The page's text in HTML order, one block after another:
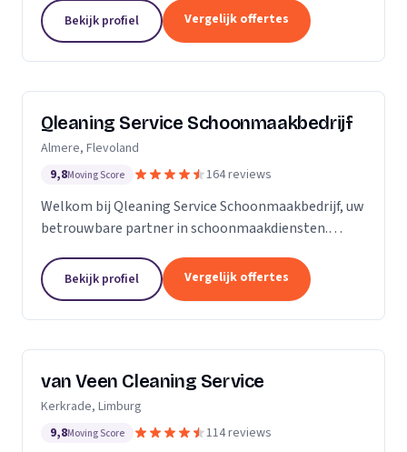
zijn Stel op Sprong gestart om mensen te helpen
en...
Bekijk profiel Vergelijk offertes
Qleaning Service Schoonmaakbedrijf
Almere, Flevoland
9,8Moving Score 164 reviews
Welkom bij Qleaning Service Schoonmaakbedrijf, uw
betrouwbare partner in schoonmaakdiensten.
ernaar om de standaard in schoonmaakexpertise
te...
Bekijk profiel Vergelijk offertes
van Veen Cleaning Service
Kerkrade, Limburg
9,8Moving Score 114 reviews